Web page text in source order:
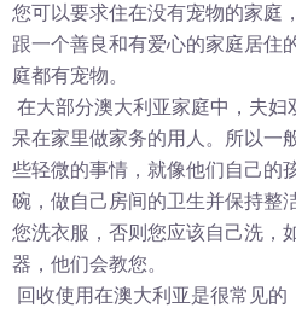
您可以要求住在没有宠物的家庭
跟一个善良和有爱心的家庭居住
庭都有宠物。
在大部分澳大利亚家庭中，夫
呆在家里做家务的用人。所以一
些轻微的事情，就像他们自己的
碗，做自己房间的卫生并保持整
您洗衣服，否则您应该自己洗，
器，他们会教您。
回收使用在澳大利亚是很常见的